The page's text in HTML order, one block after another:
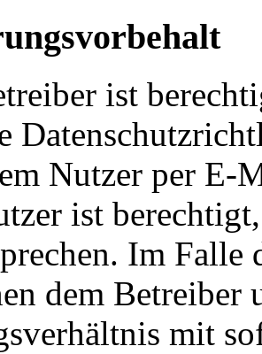
ist
Nutzer per E-
ist
Im Falle
dem Betreiber
mit